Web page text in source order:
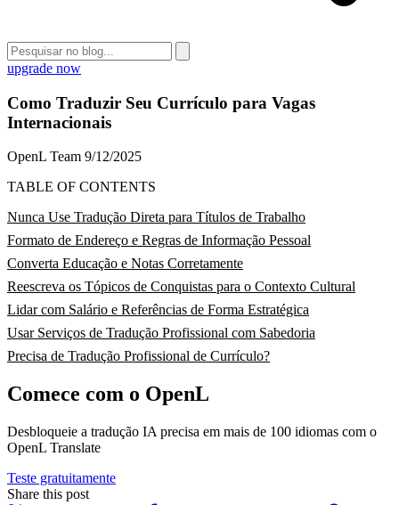
upgrade now
Como Traduzir Seu Currículo para Vagas
Internacionais
OpenL Team 9/12/2025
TABLE OF CONTENTS
Nunca Use Tradução Direta para Títulos de Trabalho
Formato de Endereço e Regras de Informação Pessoal
Converta Educação e Notas Corretamente
Reescreva os Tópicos de Conquistas para o Contexto Cultural
Lidar com Salário e Referências de Forma Estratégica
Usar Serviços de Tradução Profissional com Sabedoria
Precisa de Tradução Profissional de Currículo?
Comece com o OpenL
Desbloqueie a tradução IA precisa em mais de 100 idiomas com o
OpenL Translate
Teste gratuitamente
Share this post